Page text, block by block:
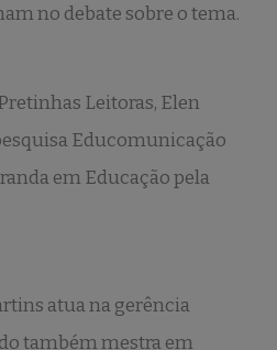
no debate sobre o tema.
Leitoras, Elen
Educomunicação
em Educação pela
atua na gerência
também mestra em